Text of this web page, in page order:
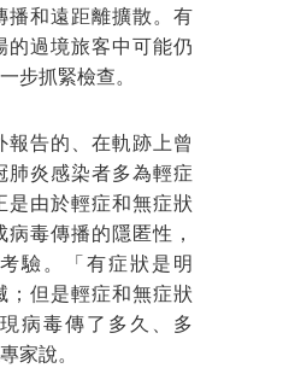
播和遠距離擴散。有
的過境旅客中可能仍
步抓緊檢查。
報告的、在軌跡上曾
肺炎感染者多為輕症
是由於輕症和無症狀
毒傳播的隱匿性，
驗。「有症狀是明
；但是輕症和無症狀
病毒傳了多久、多
家說。